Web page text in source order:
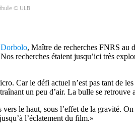
© ULB
Dorbolo, Maître de recherches FNRS au
recherches étaient jusqu’ici très
Car le défi actuel n’est pas tant de
un peu d’air. La bulle se retrouve
le haut, sous l’effet de la gravité.
l’éclatement du film.»